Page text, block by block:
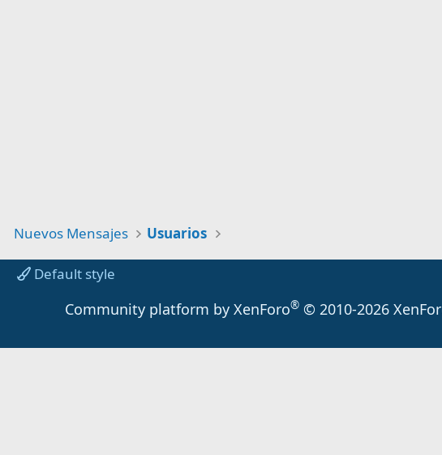
Nuevos Mensajes Usuarios
Default style
Community platform by XenForo® © 2010-2026